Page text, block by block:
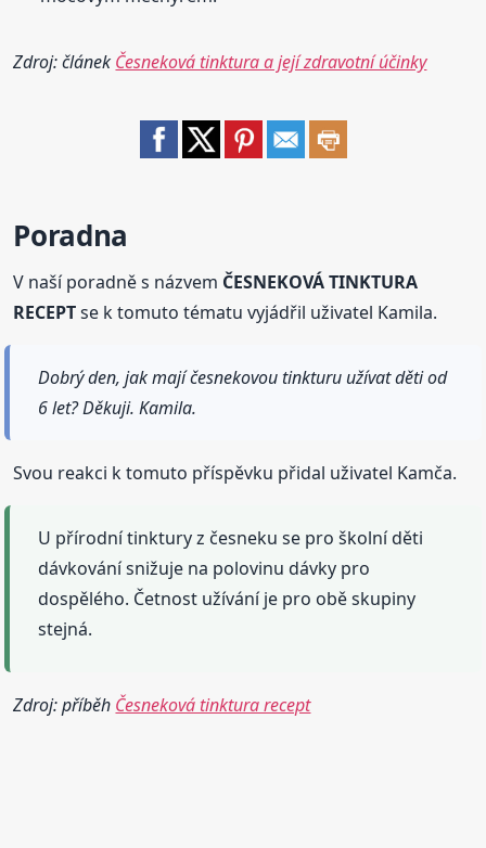
Zdroj: článek Česneková tinktura a její zdravotní účinky
Poradna
V naší poradně s názvem ČESNEKOVÁ TINKTURA
RECEPTse k tomuto tématu vyjádřil uživatel Kamila.
Dobrý den, jak mají česnekovou tinkturu užívat děti od
6 let? Děkuji. Kamila.
Svou reakci k tomuto příspěvku přidal uživatel Kamča.
U přírodní tinktury z česneku se pro školní děti
dávkování snižuje na polovinu dávky pro
dospělého. Četnost užívání je pro obě skupiny
stejná.
Zdroj: příběh Česneková tinktura recept